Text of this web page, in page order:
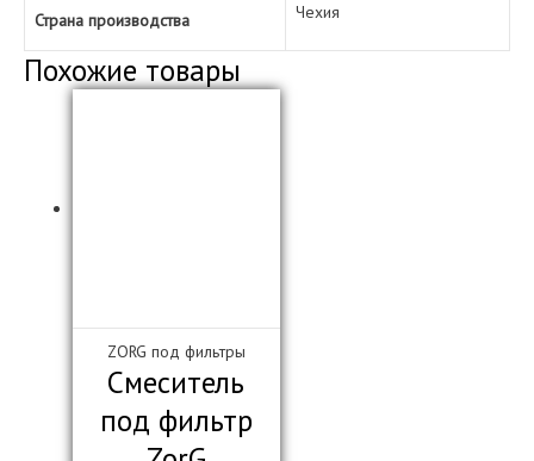
Страна производства Чехия
Похожие товары
ZORG под фильтры
Смеситель
под фильтр